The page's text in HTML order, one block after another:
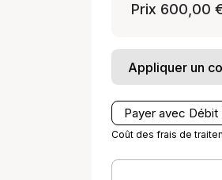
Prix 600,00
Appliquer un
Payer avec Débit
Coût des frais de